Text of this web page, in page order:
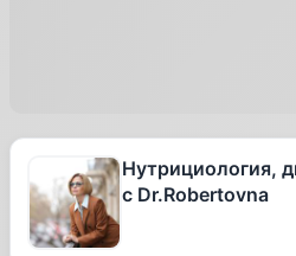
Нутрициология,
с Dr.Robertovna